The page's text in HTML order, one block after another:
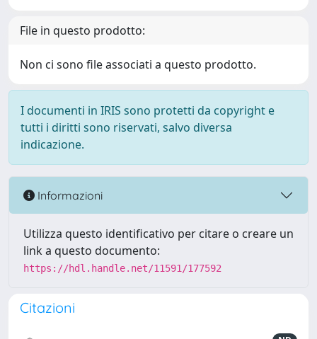
File in questo prodotto:
Non ci sono file associati a questo prodotto.
I documenti in IRIS sono protetti da copyright e
tutti i diritti sono riservati, salvo diversa
indicazione.
Informazioni
Utilizza questo identificativo per citare o creare un
link a questo documento:
https://hdl.handle.net/11591/177592
Citazioni